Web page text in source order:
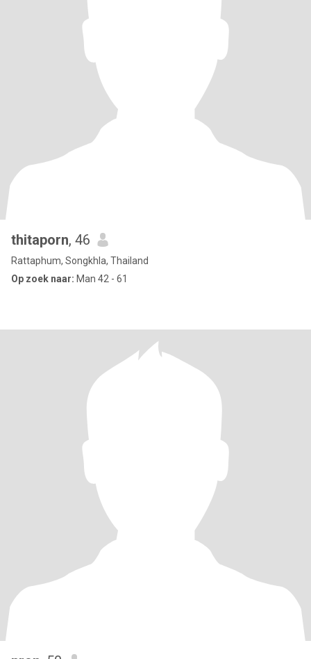
thitaporn, 46
Rattaphum, Songkhla, Thailand
Op zoek naar: Man 42 - 61